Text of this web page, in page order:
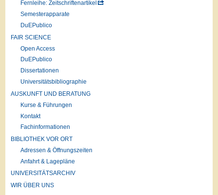
Fernleihe: Zeitschriftenartikel
Semesterapparate
DuEPublico
FAIR SCIENCE
Open Access
DuEPublico
Dissertationen
Universitätsbibliographie
AUSKUNFT UND BERATUNG
Kurse & Führungen
Kontakt
Fachinformationen
BIBLIOTHEK VOR ORT
Adressen & Öffnungszeiten
Anfahrt & Lagepläne
UNIVERSITÄTSARCHIV
WIR ÜBER UNS